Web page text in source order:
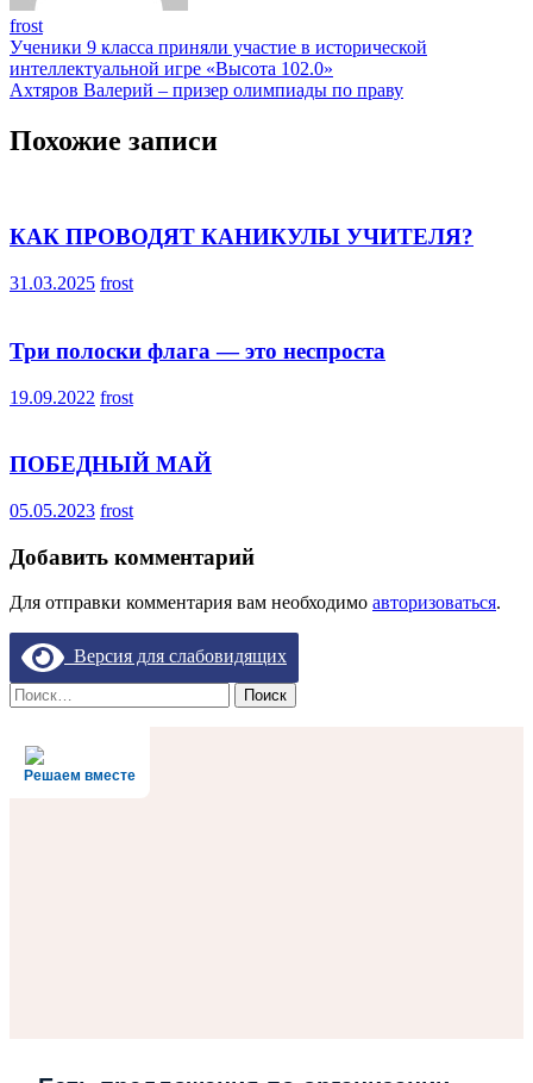
frost
Навигация
по
Ученики 9 класса приняли участие в исторической
интеллектуальной игре «Высота 102.0»
Ахтяров Валерий – призер олимпиады по праву
Похожие записи
КАК ПРОВОДЯТ КАНИКУЛЫ УЧИТЕЛЯ?
31.03.2025 frost
Три полоски флага — это неспроста
19.09.2022 frost
ПОБЕДНЫЙ МАЙ
05.05.2023 frost
Добавить комментарий
Для отправки комментария вам необходимо авторизоваться.
Версия для слабовидящих
Найти:
Решаем вместе